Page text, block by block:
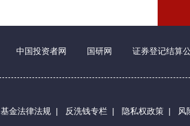
中国投资者网 国研网 证券登记结算
基金法律法规 | 反洗钱专栏 | 隐私权政策 | 风